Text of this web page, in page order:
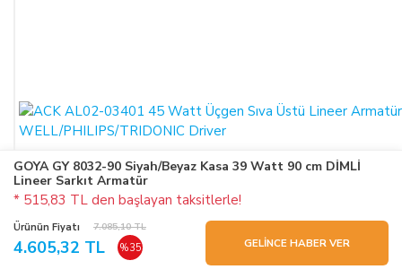
GOYA GY 8032-90 Siyah/Beyaz Kasa 39 Watt 90 cm DİMLİ
Lineer Sarkıt Armatür
* 515,83 TL den başlayan taksitlerle!
Ürünün Fiyatı 7.085,10 TL
4.605,32 TL %35 GELİNCE HABER VER